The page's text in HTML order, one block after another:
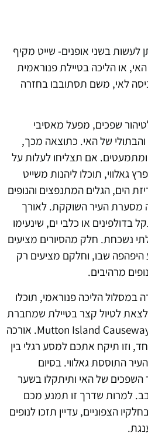
לעשות בשני אופנים- שייט מקיף
או הליכה בטיילת פנוראמית
לאי, משם תסתובבו בחזרה
שפכים, מפעל מאסיבי
והבתולי של האי. כתוצאה מכך,
ומתמעטים. אם תצליחו לעלות על
גאלווי, תוכלו ליהנות משייט
הים, הגלים המתנפצים והנופים
מסערת העיר השוקקת. לאורך
בדולפינים או כלבי ים, שינעימו
נשכחת. חלק מהסיורים מציעים
היפהפה שבו, וחלקם מציעים רק
מרהיבים.
במסלול הליכה פנוראמי, תוכלו
לטיול קצר בטיילת שמחברת
את האי מוטון לעיר גאלווי- Mutton Island Causeway. אורכה
וזו תיקח אתכם למסע רגלי בין
התוססת גאלווי. בסיום
השפכים של האי ותיתקלו בשער
למרות שדרך זו תמנע מכם
הצפוניים, עדיין תזכו לנופים